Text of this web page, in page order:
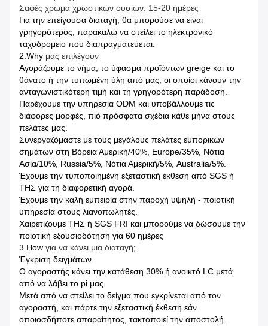
Σαφές χρώμα χρωστικών ουσιών: 15-20 ημέρες
Για την επείγουσα διαταγή, θα μπορούσε να είναι
γρηγορότερος, παρακαλώ να στείλει το ηλεκτρονικό
ταχυδρομείο που διαπραγματεύεται.
2.Why μας επιλέγουν
Αγοράζουμε το νήμα, το ύφασμα προϊόντων greige και το
θάνατο ή την τυπωμένη ύλη από μας, οι οποίοι κάνουν την
ανταγωνιστικότερη τιμή και τη γρηγορότερη παράδοση.
Παρέχουμε την υπηρεσία ODM και υποβάλλουμε τις
διάφορες μορφές, πιό πρόσφατα σχέδια κάθε μήνα στους
πελάτες μας.
Συνεργαζόμαστε με τους μεγάλους πελάτες εμπορικών
σημάτων στη Βόρεια Αμερική/40%, Europe/35%, Νότια
Ασία/10%, Russia/5%, Νότια Αμερική/5%, Australia/5%.
Έχουμε την τυποποιημένη εξεταστική έκθεση από SGS ή
ΤΗΣ για τη διαφορετική αγορά.
Έχουμε την καλή εμπειρία στην παροχή υψηλή - ποιοτική
υπηρεσία στους λιανοπωλητές.
Χαιρετίζουμε ΤΗΣ ή SGS FRI και μπορούμε να δώσουμε την
ποιοτική εξουσιοδότηση για 60 ημέρες
3.How για να κάνει μια διαταγή;
Έγκριση δειγμάτων.
Ο αγοραστής κάνει την κατάθεση 30% ή ανοικτό LC μετά
από να λάβει το pi μας.
Μετά από να στείλει το δείγμα που εγκρίνεται από τον
αγοραστή, και πάρτε την εξεταστική έκθεση εάν
οποιοσδήποτε απαραίτητος, τακτοποιεί την αποστολή.